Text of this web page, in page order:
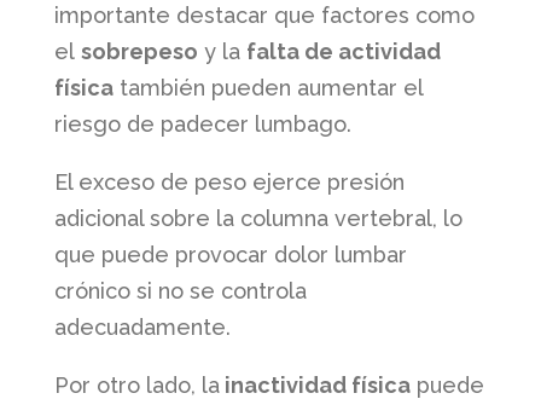
importante destacar que factores como
el sobrepeso y la falta de actividad
físicatambién pueden aumentar el
riesgo de padecer lumbago.
El exceso de peso ejerce presión
adicional sobre la columna vertebral, lo
que puede provocar dolor lumbar
crónico si no se controla
adecuadamente.
Por otro lado, lainactividad físicapuede